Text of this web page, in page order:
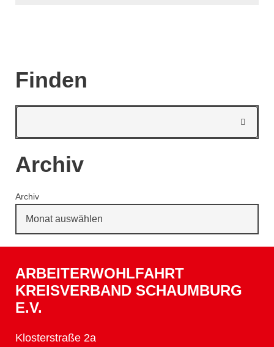
Finden
Archiv
Archiv
ARBEITERWOHLFAHRT
KREISVERBAND SCHAUMBURG
E.V.
Klosterstraße 2a